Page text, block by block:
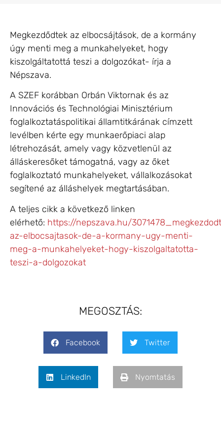
Megkezdődtek az elbocsájtások, de a kormány
úgy menti meg a munkahelyeket, hogy
kiszolgáltatottá teszi a dolgozókat- írja a
Népszava.
A SZEF korábban Orbán Viktornak és az
Innovációs és Technológiai Minisztérium
foglalkoztatáspolitikai államtitkárának címzett
levélben kérte egy munkaerőpiaci alap
létrehozását, amely vagy közvetlenül az
álláskeresőket támogatná, vagy az őket
foglalkoztató munkahelyeket, vállalkozásokat
segítené az álláshelyek megtartásában.
A teljes cikk a következő linken
elérhető: https://nepszava.hu/
az-elbocsajtasok-de-a-kormany-ugy-menti-
meg-a-munkahelyeket-hogy-kiszolgaltatotta-
teszi-a-dolgozokat
MEGOSZTÁS:
Facebook Twitter
LinkedIn Nyomtatás